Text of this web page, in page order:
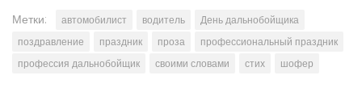
Метки: автомобилист водитель
День дальнобойщика
поздравление
праздник проза
профессиональный праздник
профессия дальнобойщик
своими словами стих шофер